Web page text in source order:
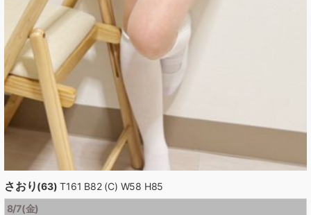
さおり(63) T161 B82 (C) W58 H85
8/7(金)